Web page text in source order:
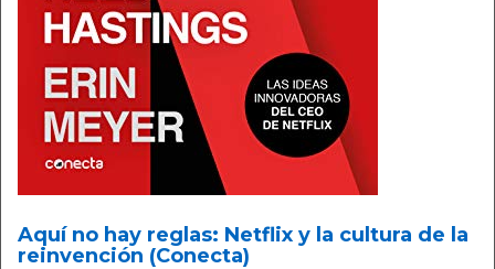
Aquí no hay reglas: Netflix y la cultura de la
reinvención (Conecta)